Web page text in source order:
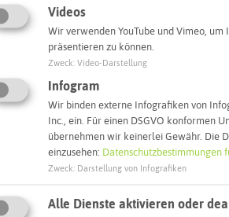
Videos
Wir verwenden YouTube und Vimeo,
präsentieren zu können.
Zweck: Video-Darstellung
Infogram
Wir binden externe Infografiken von
Inc., ein. Für einen DSGVO konformen
übernehmen wir keinerlei Gewähr. Die
einzusehen: Datenschutzbestimmungen
Zweck: Darstellung von Infografiken
Alle Dienste aktivieren oder